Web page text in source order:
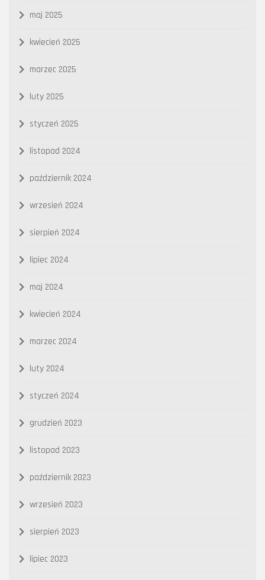
maj 2025
kwiecień 2025
marzec 2025
luty 2025
styczeń 2025
listopad 2024
październik 2024
wrzesień 2024
sierpień 2024
lipiec 2024
maj 2024
kwiecień 2024
marzec 2024
luty 2024
styczeń 2024
grudzień 2023
listopad 2023
październik 2023
wrzesień 2023
sierpień 2023
lipiec 2023